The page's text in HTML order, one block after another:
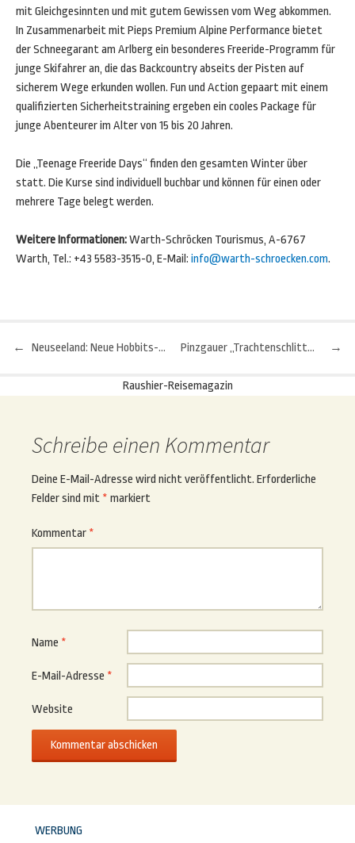
mit Gleichgesinnten und mit gutem Gewissen vom Weg abkommen.
In Zusammenarbeit mit Pieps Premium Alpine Performance bietet
der Schneegarant am Arlberg ein besonderes Freeride-Programm für
junge Skifahrer an, die das Backcountry abseits der Pisten auf
sicherem Wege erkunden wollen. Fun und Action gepaart mit einem
qualifizierten Sicherheitstraining ergeben ein cooles Package für
junge Abenteurer im Alter von 15 bis 20 Jahren.
Die „Teenage Freeride Days“ finden den gesamten Winter über
statt. Die Kurse sind individuell buchbar und können für einen oder
mehrere Tage belegt werden.
Weitere Informationen:Warth-Schröcken Tourismus, A-6767
Warth, Tel.: +43 5583-3515-0, E-Mail: info@warth-schroecken.com.
Beitragsnavigation
← Neuseeland: Neue Hobbits-Drehorte zum Nachreisen →
Pinzgauer „Trachtenschlitten- und Brauchtumsfest“
Raushier-Reisemagazin
Schreibe einen Kommentar
Deine E-Mail-Adresse wird nicht veröffentlicht. Erforderliche
Felder sind mit * markiert
Kommentar *
Name *
E-Mail-Adresse *
Website
WERBUNG